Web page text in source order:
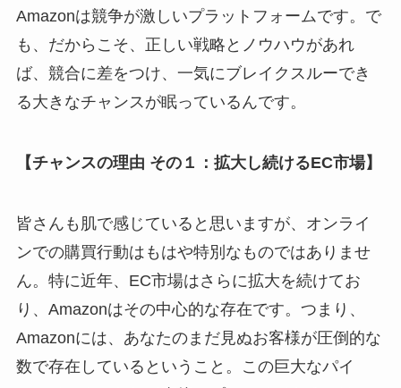
Amazonは競争が激しいプラットフォームです。で
も、だからこそ、正しい戦略とノウハウがあれ
ば、競合に差をつけ、一気にブレイクスルーでき
る大きなチャンスが眠っているんです。
【チャンスの理由 その１：拡大し続けるEC市場】
皆さんも肌で感じていると思いますが、オンライ
ンでの購買行動はもはや特別なものではありませ
ん。特に近年、EC市場はさらに拡大を続けてお
り、Amazonはその中心的な存在です。つまり、
Amazonには、あなたのまだ見ぬお客様が圧倒的な
数で存在しているということ。この巨大なパイ